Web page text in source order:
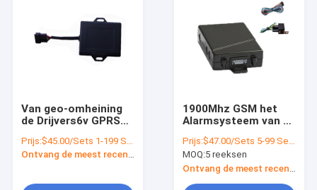
Van geo-omheining
de Drijvers6v GPRS
Motorfietsgps voor
Fiets
Prijs:$45.00/Sets 1-199 Sets
Ontvang de meest recente Prijs
1900Mhz GSM het
Alarmsysteem van de
Motorfietsgps met
Dubbel SIM Card
Prijs:$47.00/Sets 5-99 Sets
MOQ:5 reeksen